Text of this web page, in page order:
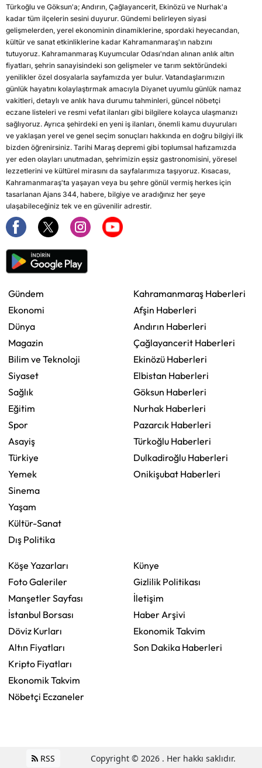
Türkoğlu ve Göksun'a; Andırın, Çağlayancerit, Ekinözü ve Nurhak'a
kadar tüm ilçelerin sesini duyurur. Gündemi belirleyen siyasi
gelişmelerden, yerel ekonominin dinamiklerine, spordaki heyecandan,
kültür ve sanat etkinliklerine kadar Kahramanmaraş'ın nabzını
tutuyoruz. Kahramanmaraş Kuyumcular Odası'ndan alınan anlık altın
fiyatları, şehrin sanayisindeki son gelişmeler ve tarım sektöründeki
yenilikler özel dosyalarla sayfamızda yer bulur. Vatandaşlarımızın
günlük hayatını kolaylaştırmak amacıyla Diyanet uyumlu günlük namaz
vakitleri, detaylı ve anlık hava durumu tahminleri, güncel nöbetçi
eczane listeleri ve resmi vefat ilanları gibi bilgilere kolayca ulaşmanızı
sağlıyoruz. Ayrıca şehirdeki en yeni iş ilanları, önemli kamu duyuruları
ve yaklaşan yerel ve genel seçim sonuçları hakkında en doğru bilgiyi ilk
bizden öğrenirsiniz. Tarihi Maraş depremi gibi toplumsal hafızamızda
yer eden olayları unutmadan, şehrimizin eşsiz gastronomisini, yöresel
lezzetlerini ve kültürel mirasını da sayfalarımıza taşıyoruz. Kısacası,
Kahramanmaraş'ta yaşayan veya bu şehre gönül vermiş herkes için
tasarlanan Ajans 344, habere, bilgiye ve aradığınız her şeye
ulaşabileceğiniz tek ve en güvenilir adrestir.
Gündem
Ekonomi
Dünya
Magazin
Bilim ve Teknoloji
Siyaset
Sağlık
Eğitim
Spor
Asayiş
Türkiye
Yemek
Sinema
Yaşam
Kültür-Sanat
Dış Politika
Kahramanmaraş Haberleri
Afşin Haberleri
Andırın Haberleri
Çağlayancerit Haberleri
Ekinözü Haberleri
Elbistan Haberleri
Göksun Haberleri
Nurhak Haberleri
Pazarcık Haberleri
Türkoğlu Haberleri
Dulkadiroğlu Haberleri
Onikişubat Haberleri
Köşe Yazarları
Foto Galeriler
Manşetler Sayfası
İstanbul Borsası
Döviz Kurları
Altın Fiyatları
Kripto Fiyatları
Ekonomik Takvim
Nöbetçi Eczaneler
Künye
Gizlilik Politikası
İletişim
Haber Arşivi
Ekonomik Takvim
Son Dakika Haberleri
RSS Copyright © 2026 . Her hakkı saklıdır.